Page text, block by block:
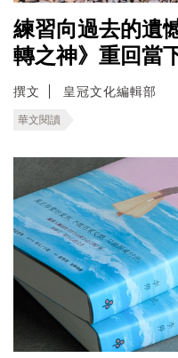
練習向過去的遺
轉之神》重回當
撰文 皇冠文化編輯部
華文閱讀